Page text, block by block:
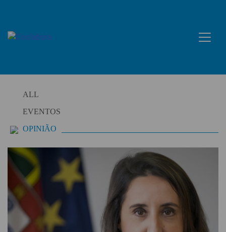
content
ALL
EVENTOS
OPINIÃO